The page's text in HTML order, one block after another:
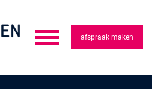
afspraak maken